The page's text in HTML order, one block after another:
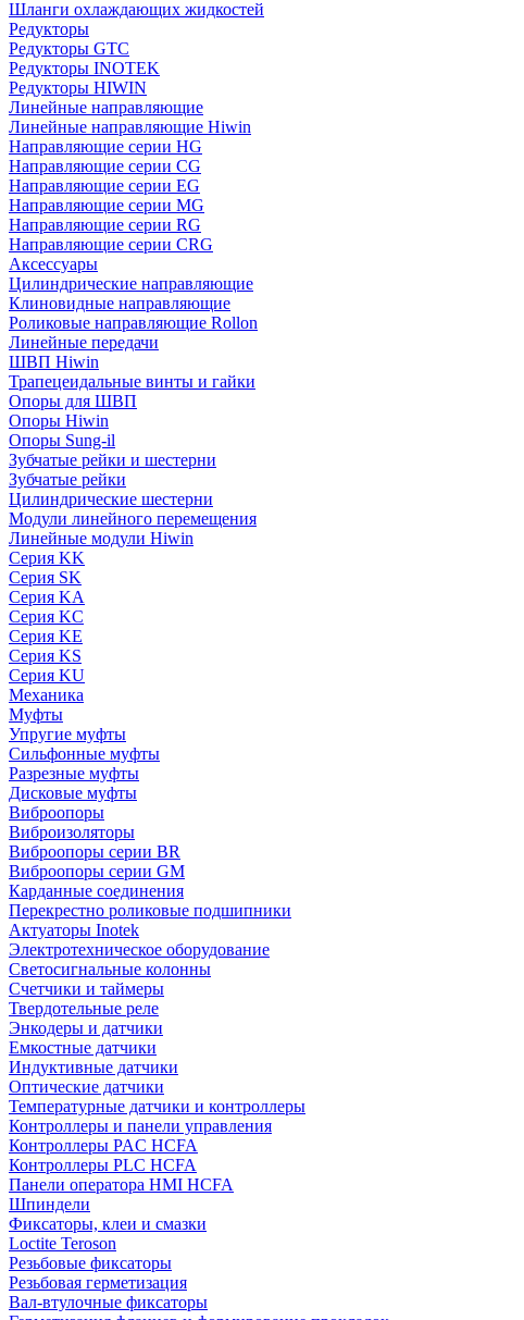
Шланги охлаждающих жидкостей
Редукторы
Редукторы GTC
Редукторы INOTEK
Редукторы HIWIN
Линейные направляющие
Линейные направляющие Hiwin
Направляющие серии HG
Направляющие серии CG
Направляющие серии EG
Направляющие серии MG
Направляющие серии RG
Направляющие серии CRG
Аксессуары
Цилиндрические направляющие
Клиновидные направляющие
Роликовые направляющие Rollon
Линейные передачи
ШВП Hiwin
Трапецеидальные винты и гайки
Опоры для ШВП
Опоры Hiwin
Опоры Sung-il
Зубчатые рейки и шестерни
Зубчатые рейки
Цилиндрические шестерни
Модули линейного перемещения
Линейные модули Hiwin
Серия KK
Серия SK
Серия KA
Серия KC
Серия KE
Серия KS
Серия KU
Механика
Муфты
Упругие муфты
Сильфонные муфты
Разрезные муфты
Дисковые муфты
Виброопоры
Виброизоляторы
Виброопоры серии BR
Виброопоры серии GM
Карданные соединения
Перекрестно роликовые подшипники
Актуаторы Inotek
Электротехническое оборудование
Светосигнальные колонны
Счетчики и таймеры
Твердотельные реле
Энкодеры и датчики
Емкостные датчики
Индуктивные датчики
Оптические датчики
Температурные датчики и контроллеры
Контроллеры и панели управления
Контроллеры PAC HCFA
Контроллеры PLC HCFA
Панели оператора HMI HCFA
Шпиндели
Фиксаторы, клеи и смазки
Loctite Teroson
Резьбовые фиксаторы
Резьбовая герметизация
Вал-втулочные фиксаторы